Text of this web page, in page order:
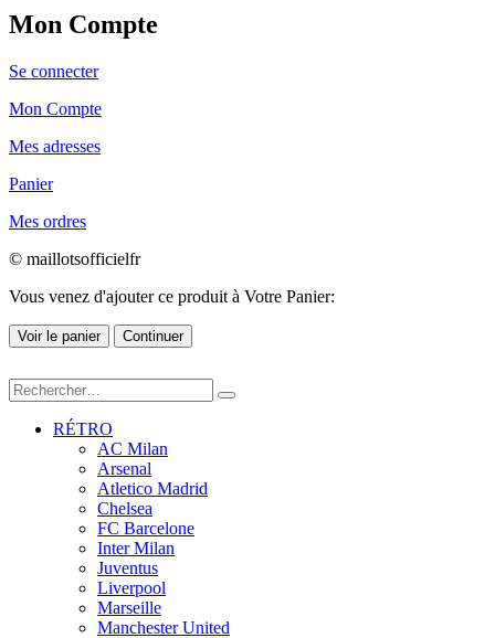
Mon Compte
Se connecter
Mon Compte
Mes adresses
Panier
Mes ordres
© maillotsofficielfr
Vous venez d'ajouter ce produit à Votre Panier:
Voir le panier Continuer
RÉTRO
AC Milan
Arsenal
Atletico Madrid
Chelsea
FC Barcelone
Inter Milan
Juventus
Liverpool
Marseille
Manchester United